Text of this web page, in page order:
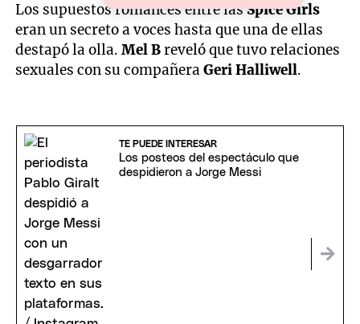
Los supuestos romances entre lasSpice Girls
eran un secreto a voces hasta que una de ellas
destapó la olla.Mel Breveló que tuvo relaciones
sexuales con su compañeraGeri Halliwell.
TE PUEDE INTERESAR
Los posteos del espectáculo que
despidieron a Jorge Messi